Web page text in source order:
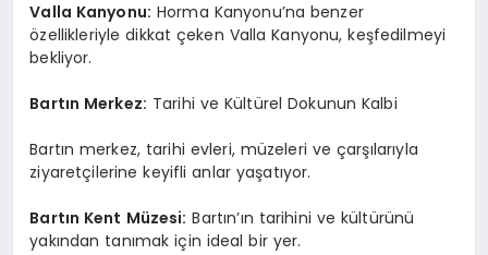
Valla Kanyonu: Horma Kanyonu’na benzer
özellikleriyle dikkat çeken Valla Kanyonu, keşfedilmeyi
bekliyor.
Bartın Merkez: Tarihi ve Kültürel Dokunun Kalbi
Bartın merkez, tarihi evleri, müzeleri ve çarşılarıyla
ziyaretçilerine keyifli anlar yaşatıyor.
Bartın Kent Müzesi: Bartın’ın tarihini ve kültürünü
yakından tanımak için ideal bir yer.